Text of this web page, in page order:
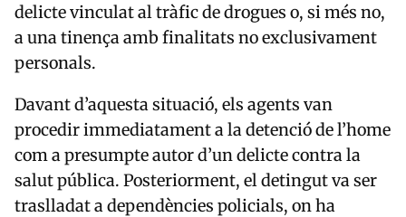
delicte vinculat al tràfic de drogues o, si més no,
a una tinença amb finalitats no exclusivament
personals.
Davant d’aquesta situació, els agents van
procedir immediatament a la detenció de l’home
com a presumpte autor d’un delicte contra la
salut pública. Posteriorment, el detingut va ser
traslladat a dependències policials, on ha